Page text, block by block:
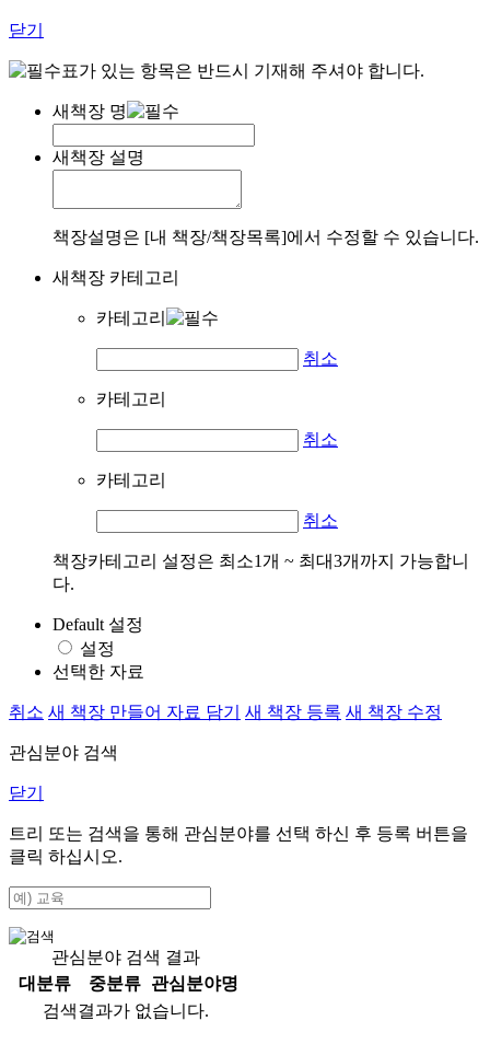
닫기
표가 있는 항목은 반드시 기재해 주셔야 합니다.
새책장 명
새책장 설명
책장설명은 [내 책장/책장목록]에서 수정할 수 있습니다.
새책장 카테고리
카테고리
취소
카테고리
취소
카테고리
취소
책장카테고리 설정은 최소1개 ~ 최대3개까지 가능합니
다.
Default 설정
설정
선택한 자료
취소 새 책장 만들어 자료 담기 새 책장 등록 새 책장 수정
관심분야 검색
닫기
트리 또는 검색을 통해 관심분야를 선택 하신 후 등록 버튼을
클릭 하십시오.
관심분야 검색 결과
대분류
중분류
관심분야명
검색결과가 없습니다.